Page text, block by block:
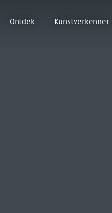
Ontdek Kunstverkenner